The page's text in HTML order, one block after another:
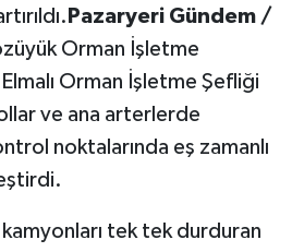
Pazaryeri Gündem /
Orman İşletme
Orman İşletme Şefliği
ve ana arterlerde
noktalarında eş zamanlı
tek tek durduran